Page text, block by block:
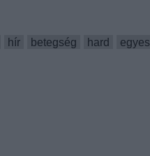
hír betegség hard